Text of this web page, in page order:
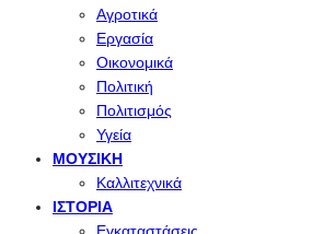
Αγροτικά
Εργασία
Οικονομικά
Πολιτική
Πολιτισμός
Υγεία
ΜΟΥΣΙΚΉ
Καλλιτεχνικά
ΙΣΤΟΡΊΑ